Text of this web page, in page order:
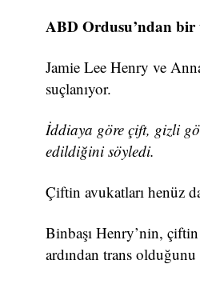
ABD Ordusu’ndan bir
Jamie Lee Henry ve
suçlanıyor.
İddiaya göre çift, gizli
edildiğini söyledi.
Çiftin avukatları henüz
Binbaşı Henry’nin,
ardından trans